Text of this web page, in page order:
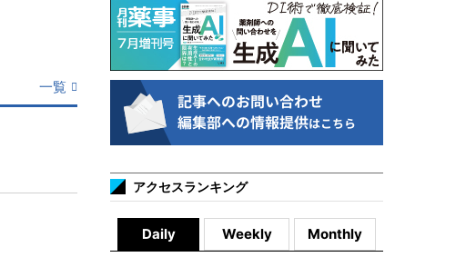
一覧
アクセスランキング
Daily Weekly Monthly